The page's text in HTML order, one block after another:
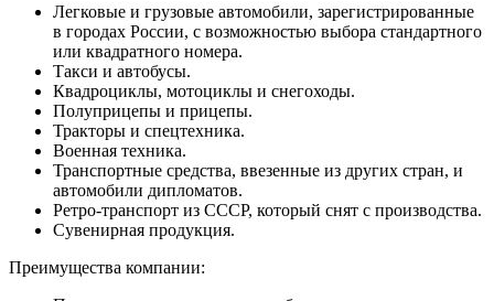
Легковые и грузовые автомобили, зарегистрированные
в городах России, с возможностью выбора стандартного
или квадратного номера.
Такси и автобусы.
Квадроциклы, мотоциклы и снегоходы.
Полуприцепы и прицепы.
Тракторы и спецтехника.
Военная техника.
Транспортные средства, ввезенные из других стран, и
автомобили дипломатов.
Ретро-транспорт из СССР, который снят с производства.
Сувенирная продукция.
Преимущества компании: